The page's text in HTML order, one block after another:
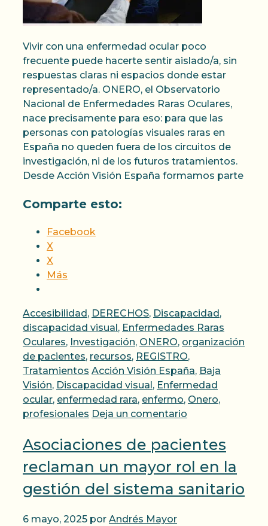
Vivir con una enfermedad ocular poco
frecuente puede hacerte sentir aislado/a, sin
respuestas claras ni espacios donde estar
representado/a. ONERO, el Observatorio
Nacional de Enfermedades Raras Oculares,
nace precisamente para eso: para que las
personas con patologías visuales raras en
España no queden fuera de los circuitos de
investigación, ni de los futuros tratamientos.
Desde Acción Visión España formamos parte
Comparte esto:
Facebook
X
X
Más
Categorías
Accesibilidad, DERECHOS, Discapacidad,
discapacidad visual, Enfermedades Raras
Oculares, Investigación, ONERO, organización
de pacientes, recursos, REGISTRO,
Tratamientos Etiquetas
Acción Visión España, Baja
Visión, Discapacidad visual, Enfermedad
ocular, enfermedad rara, enfermo, Onero,
profesionales Deja un comentario
Asociaciones de pacientes
reclaman un mayor rol en la
gestión del sistema sanitario
6 mayo, 2025 por Andrés Mayor